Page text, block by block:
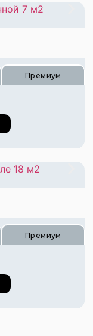
Премиум
Премиум